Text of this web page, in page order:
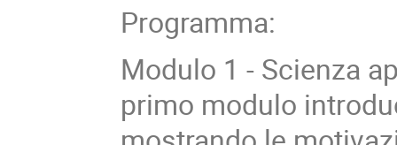
Programma:
Modulo 1 - Scienza
primo modulo